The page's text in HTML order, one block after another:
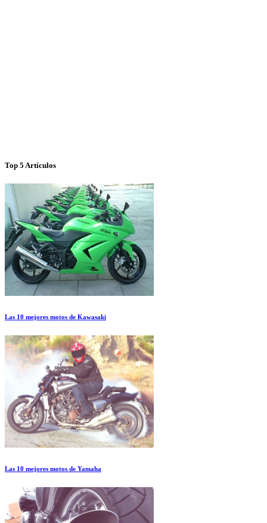
Top 5 Artículos
Las 10 mejores motos de Kawasaki
Las 10 mejores motos de Yamaha